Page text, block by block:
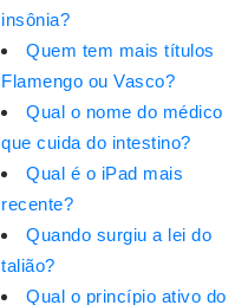
insônia?
Quem tem mais títulos
Flamengo ou Vasco?
Qual o nome do médico
que cuida do intestino?
Qual é o iPad mais
recente?
Quando surgiu a lei do
talião?
Qual o princípio ativo do